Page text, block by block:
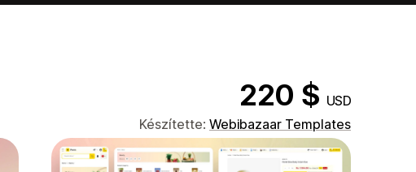
220 $ USD
Készítette: Webibazaar Templates